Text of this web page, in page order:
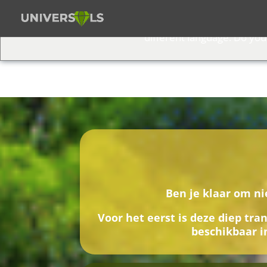
We've detected you
different language. Do
Ben je klaar om
Voor het eerst is deze diep
beschikbaar